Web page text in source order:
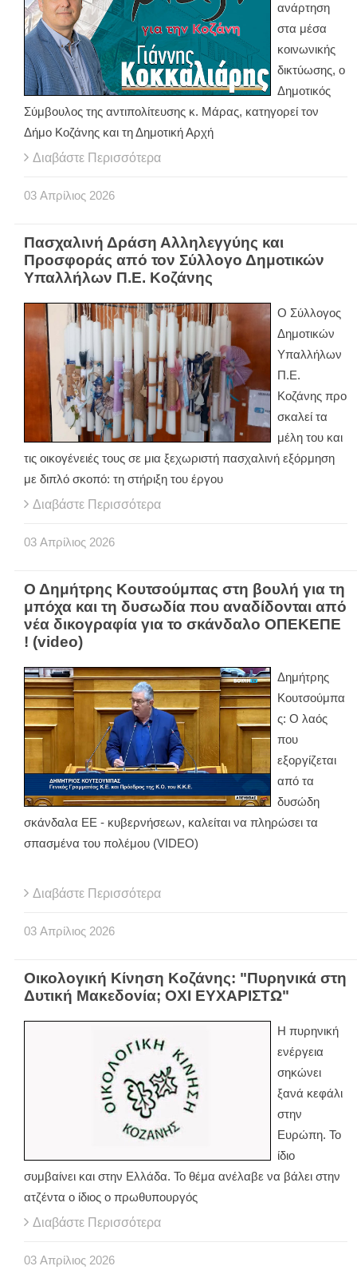
ανάρτηση
στα μέσα
κοινωνικής
δικτύωσης, ο
Δημοτικός
Σύμβουλος της αντιπολίτευσης κ. Μάρας, κατηγορεί τον
Δήμο Κοζάνης και τη Δημοτική Αρχή
Διαβάστε Περισσότερα
03 Απρίλιος 2026
Πασχαλινή Δράση Αλληλεγγύης και
Προσφοράς από τον Σύλλογο Δημοτικών
Υπαλλήλων Π.Ε. Κοζάνης
Ο Σύλλογος
Δημοτικών
Υπαλλήλων
Π.Ε.
Κοζάνης προ
σκαλεί τα
μέλη του και
τις οικογένειές τους σε μια ξεχωριστή πασχαλινή εξόρμηση
με διπλό σκοπό: τη στήριξη του έργου
Διαβάστε Περισσότερα
03 Απρίλιος 2026
Ο Δημήτρης Κουτσούμπας στη βουλή για τη
μπόχα και τη δυσωδία που αναδίδονται από
νέα δικογραφία για το σκάνδαλο ΟΠΕΚΕΠΕ
! (video)
Δημήτρης
Κουτσούμπα
ς: Ο λαός
που
εξοργίζεται
από τα
δυσώδη
σκάνδαλα ΕΕ - κυβερνήσεων, καλείται να πληρώσει τα
σπασμένα του πολέμου (VIDEO)
Διαβάστε Περισσότερα
03 Απρίλιος 2026
Οικολογική Κίνηση Κοζάνης: "Πυρηνικά στη
Δυτική Μακεδονία; ΟΧΙ ΕΥΧΑΡΙΣΤΩ"
Η πυρηνική
ενέργεια
σηκώνει
ξανά κεφάλι
στην
Ευρώπη. Το
ίδιο
συμβαίνει και στην Ελλάδα. Το θέμα ανέλαβε να βάλει στην
ατζέντα ο ίδιος ο πρωθυπουργός
Διαβάστε Περισσότερα
03 Απρίλιος 2026